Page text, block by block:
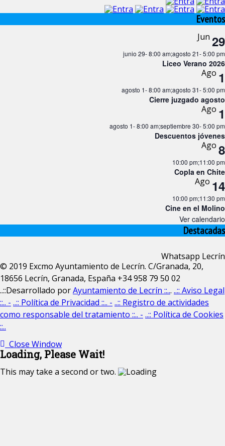
Eventos
Jun 29
junio 29- 8:00 am;agosto 21- 5:00 pm
Liceo Verano 2026
Ago 1
agosto 1- 8:00 am;agosto 31- 5:00 pm
Cierre juzgado agosto
Ago 1
agosto 1- 8:00 am;septiembre 30- 5:00 pm
Descuentos jóvenes
Ago 8
10:00 pm;11:00 pm
Copla en Chite
Ago 14
10:00 pm;11:30 pm
Cine en el Molino
Ver calendario
Destacadas
Whatsapp Lecrín
© 2019 Excmo Ayuntamiento de Lecrín. C/Granada, 20,
18656 Lecrín, Granada, España +34 958 79 50 02
..::Desarrollado porAyuntamiento de Lecrín ::... ..:: Aviso Legal
::.. - ..:: Política de Privacidad ::.. - ..:: Registro de actividades
como responsable del tratamiento ::.. - ..:: Política de Cookies
::..
Close Window
Loading, Please Wait!
This may take a second or two.